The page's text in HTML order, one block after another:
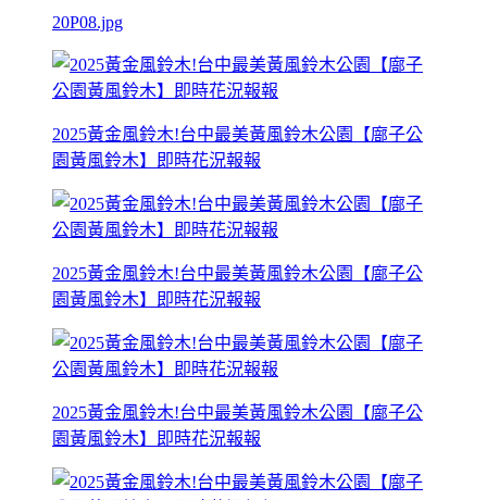
20P08.jpg
2025黃金風鈴木!台中最美黃風鈴木公園【廍子公
園黃風鈴木】即時花況報報
2025黃金風鈴木!台中最美黃風鈴木公園【廍子公
園黃風鈴木】即時花況報報
2025黃金風鈴木!台中最美黃風鈴木公園【廍子公
園黃風鈴木】即時花況報報